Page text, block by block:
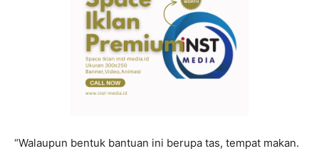
“Walaupun bentuk bantuan ini berupa tas, tempat makan.